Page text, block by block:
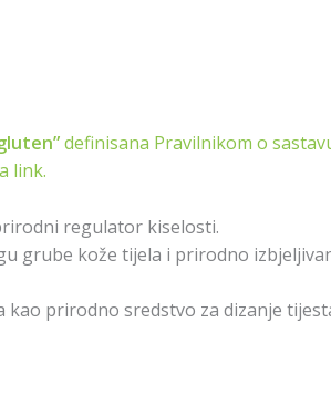
definisana Pravilnikom o
link.
regulator kiselosti.
grube kože tijela i prirodno
prirodno sredstvo za dizanje